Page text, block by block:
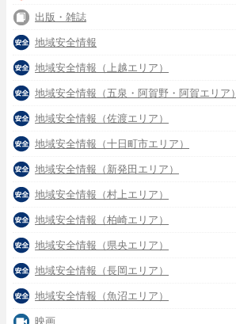
出版・雑誌
地域安全情報
地域安全情報（上越エリア）
地域安全情報（五泉・阿賀野・阿賀エリア）
地域安全情報（佐渡エリア）
地域安全情報（十日町市エリア）
地域安全情報（新発田エリア）
地域安全情報（村上エリア）
地域安全情報（柏崎エリア）
地域安全情報（県央エリア）
地域安全情報（長岡エリア）
地域安全情報（魚沼エリア）
映画